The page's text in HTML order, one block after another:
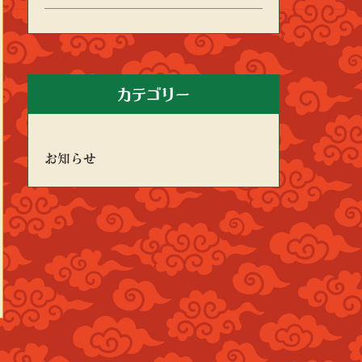
カテゴリー
お知らせ